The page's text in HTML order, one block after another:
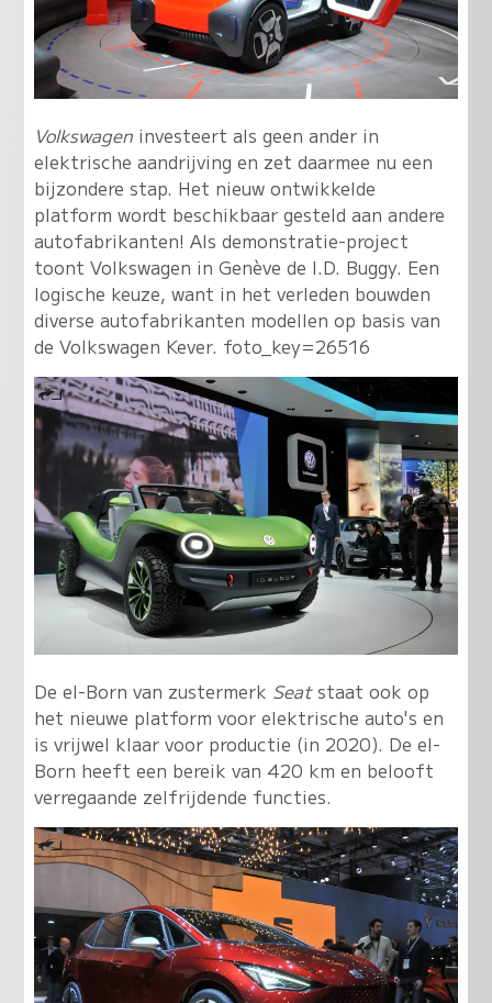
Volkswageninvesteert als geen ander in
elektrische aandrijving en zet daarmee nu een
bijzondere stap. Het nieuw ontwikkelde
platform wordt beschikbaar gesteld aan andere
autofabrikanten! Als demonstratie-project
toont Volkswagen in Genève de I.D. Buggy. Een
logische keuze, want in het verleden bouwden
diverse autofabrikanten modellen op basis van
de Volkswagen Kever. foto_key=26516
De el-Born van zustermerk Seatstaat ook op
het nieuwe platform voor elektrische auto's en
is vrijwel klaar voor productie (in 2020). De el-
Born heeft een bereik van 420 km en belooft
verregaande zelfrijdende functies.